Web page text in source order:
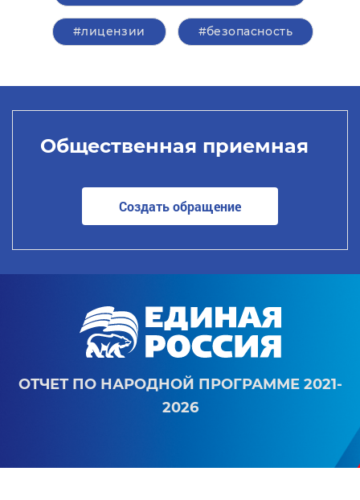
#лицензии #безопасность
Общественная приемная
Создать обращение
ОТЧЕТ ПО НАРОДНОЙ ПРОГРАММЕ 2021-
2026